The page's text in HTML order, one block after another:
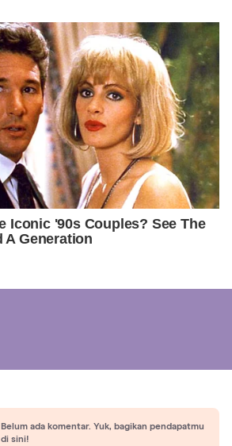
Belum ada komentar. Yuk, bagikan pendapatmu
di sini!